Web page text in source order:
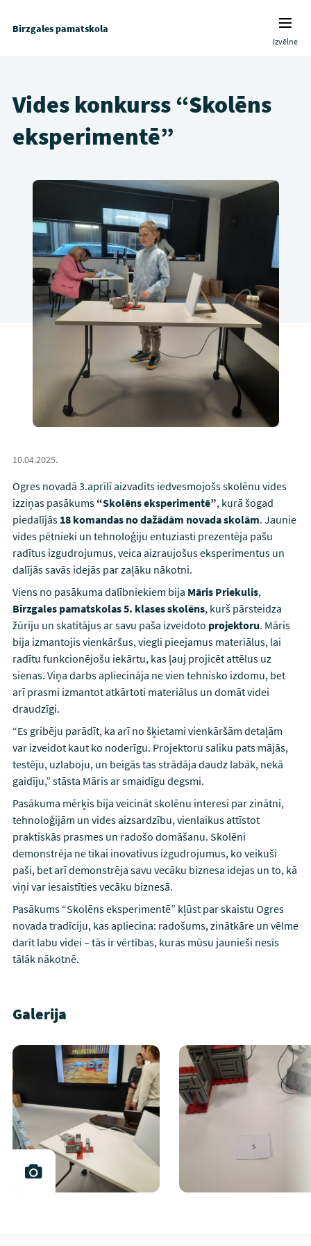
Birzgales pamatskola
Izvēlne
Vides konkurss “Skolēns
eksperimentē”
10.04.2025.
Ogres novadā 3.aprīlī aizvadīts iedvesmojošs skolēnu vides
izziņas pasākums “Skolēns eksperimentē”, kurā šogad
piedalījās 18 komandas no dažādām novada skolām. Jaunie
vides pētnieki un tehnoloģiju entuziasti prezentēja pašu
radītus izgudrojumus, veica aizraujošus eksperimentus un
dalījās savās idejās par zaļāku nākotni.
Viens no pasākuma dalībniekiem bija Māris Priekulis,
Birzgales pamatskolas 5. klases skolēns, kurš pārsteidza
žūriju un skatītājus ar savu paša izveidoto projektoru. Māris
bija izmantojis vienkāršus, viegli pieejamus materiālus, lai
radītu funkcionējošu iekārtu, kas ļauj projicēt attēlus uz
sienas. Viņa darbs apliecināja ne vien tehnisko izdomu, bet
arī prasmi izmantot atkārtoti materiālus un domāt videi
draudzīgi.
“Es gribēju parādīt, ka arī no šķietami vienkāršām detaļām
var izveidot kaut ko noderīgu. Projektoru saliku pats mājās,
testēju, uzlaboju, un beigās tas strādāja daudz labāk, nekā
gaidīju,” stāsta Māris ar smaidīgu degsmi.
Pasākuma mērķis bija veicināt skolēnu interesi par zinātni,
tehnoloģijām un vides aizsardzību, vienlaikus attīstot
praktiskās prasmes un radošo domāšanu. Skolēni
demonstrēja ne tikai inovatīvus izgudrojumus, ko veikuši
paši, bet arī demonstrēja savu vecāku biznesa idejas un to, kā
viņi var iesaistīties vecāku biznesā.
Pasākums “Skolēns eksperimentē” kļūst par skaistu Ogres
novada tradīciju, kas apliecina: radošums, zinātkāre un vēlme
darīt labu videi – tās ir vērtības, kuras mūsu jaunieši nesīs
tālāk nākotnē.
Galerija